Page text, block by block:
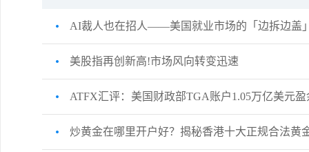
AI裁人也在招人——美国就业市场的「边拆边盖
美股指再创新高!市场风向转变迅速
ATFX汇评：美国财政部TGA账户1.05万亿美元
炒黄金在哪里开户好？揭秘香港十大正规合法黄